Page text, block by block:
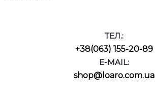
ТЕЛ.:
+38(063) 155-20-89
E-MAIL:
shop@loaro.com.ua